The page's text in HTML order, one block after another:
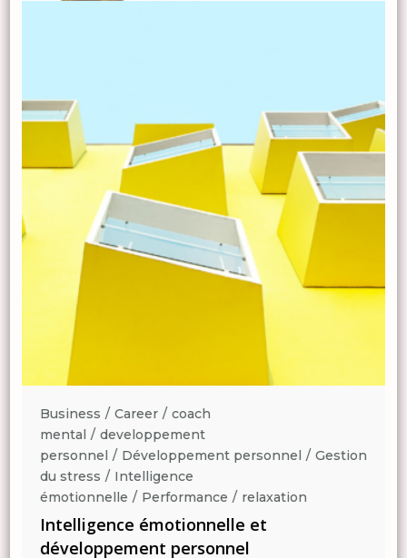
Business Career
coach
mental
developpement
personnel
Développement personnel
Gestion
du stress
Intelligence
émotionnelle
Performance relaxation
Intelligence émotionnelle et
développement personnel